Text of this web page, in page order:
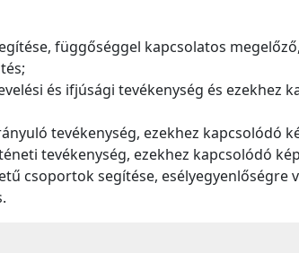
függőséggel kapcsolatos
és ifjúsági tevékenység és ezekhez
tevékenység, ezekhez kapcsolódó
tevékenység, ezekhez kapcsolódó
csoportok segítése, esélyegyenlőségre